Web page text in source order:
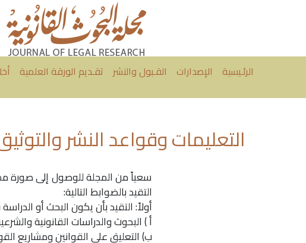
الرئـيسية الإصدارات القـبول والنشر تقـديم الورقة العلمية
التعليمات وقواعد النشر
سعياً من المجلة للوصول إلى صورة
التقيد بالضوابط التالية:
أولاً: التقيد بأن يكون البحث أو
أ ) البحوث والدراسات القانونية
ب) التعليق على القوانين ومشاريع